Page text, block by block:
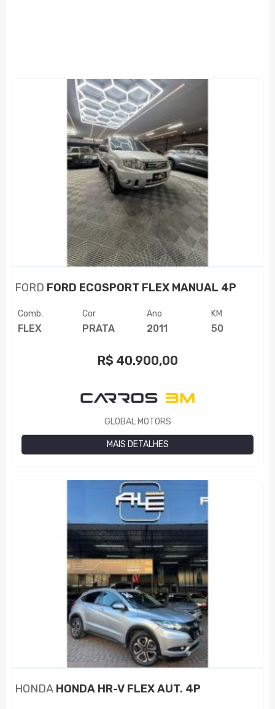
FORD FORD ECOSPORT FLEX MANUAL 4P
Comb.
FLEX
Cor
PRATA
Ano
2011
KM
50
R$ 40.900,00
GLOBAL MOTORS
MAIS DETALHES
HONDA HONDA HR-V FLEX AUT. 4P